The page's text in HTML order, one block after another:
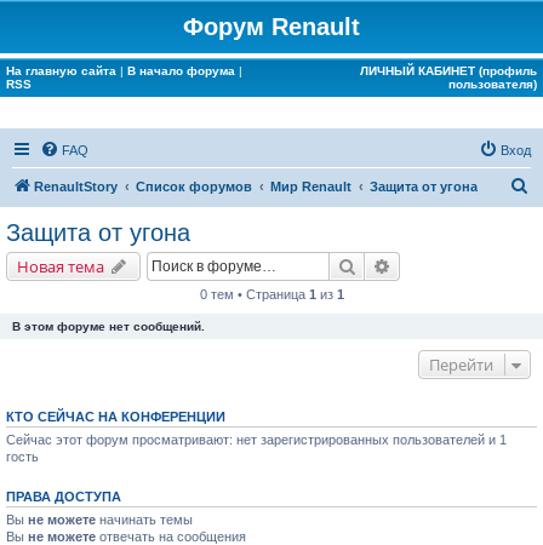
Форум Renault
На главную сайта | В начало форума |
RSS
ЛИЧНЫЙ КАБИНЕТ (профиль
пользователя)
FAQ Вход
RenaultStory Список форумов Мир Renault Защита от угона
Защита от угона
Новая тема Поиск
0 тем • Страница 1 из 1
В этом форуме нет сообщений.
Перейти
КТО СЕЙЧАС НА КОНФЕРЕНЦИИ
Сейчас этот форум просматривают: нет зарегистрированных пользователей и 1
гость
ПРАВА ДОСТУПА
Вы не можете начинать темы
Вы не можете отвечать на сообщения